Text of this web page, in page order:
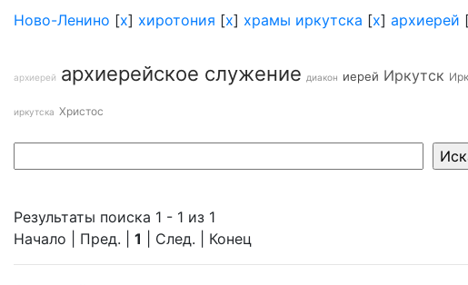
Ново-Ленино [x] хиротония [x] храмы иркутска [x] архиерей
архиерей архиерейское служение диакон иерей Иркутск
иркутска Христос
Результаты поиска 1 - 1 из 1
Начало | Пред. | 1 | След. | Конец